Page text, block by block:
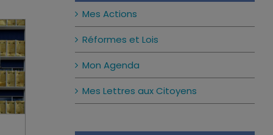
Mes Actions
Réformes et Lois
Mon Agenda
Mes Lettres aux Citoyens